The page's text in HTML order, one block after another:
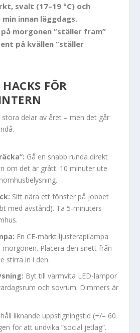
svalt (17–19 °C) och
innan läggdags.
på morgonen ”ställer fram”
på kvällen ”ställer
FÖR
stora delar av året – men det går
Gå en snabb runda direkt
om det är grått. 10 minuter ute
Sitt nära ett fönster på jobbet
med avstånd). Ta 5-minuters
En CE-märkt ljusterapilampa
morgonen. Placera den snett från
stirra in i den.
Byt till varmvita LED-lampor
och sovrum. Dimmers är
liknande uppstigningstid (+/– 60
för att undvika ”social jetlag”.